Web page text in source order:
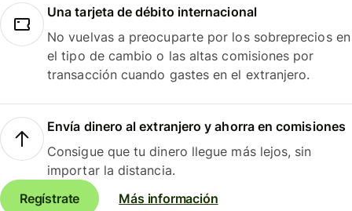
Una tarjeta de débito internacional
No vuelvas a preocuparte por los sobreprecios en
el tipo de cambio o las altas comisiones por
transacción cuando gastes en el extranjero.
Envía dinero al extranjero y ahorra en comisiones
Consigue que tu dinero llegue más lejos, sin
importar la distancia.
Regístrate
Más información